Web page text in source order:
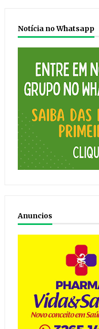
Notícia no Whatsapp
Anuncios